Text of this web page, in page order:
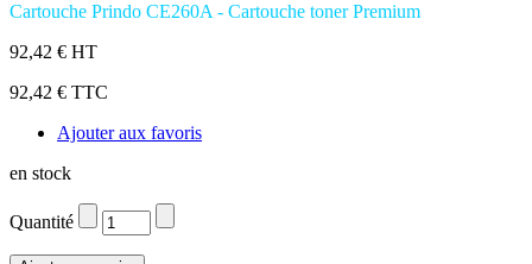
Cartouche Prindo CE260A - Cartouche toner Premium
92,42 € HT
92,42 € TTC
Ajouter aux favoris
en stock
Quantité